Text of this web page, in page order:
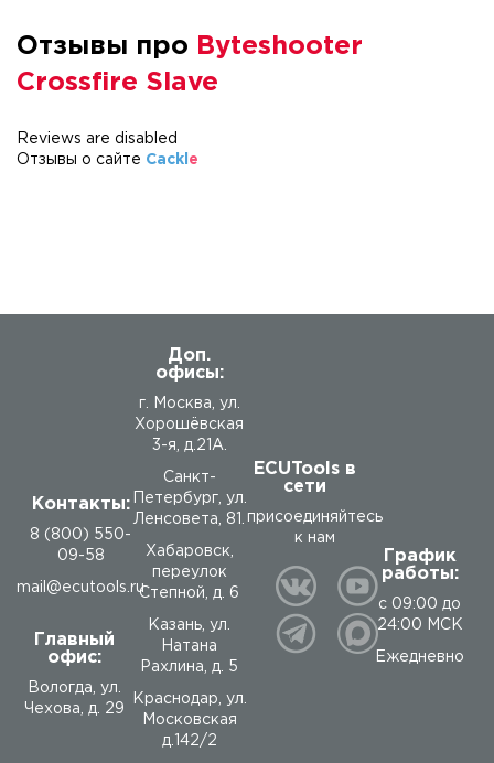
Отзывы про Byteshooter
Crossfire Slave
Reviews are disabled
Отзывы о сайте Cackl e
Контакты:
8 (800) 550-
09-58
mail@ecutools.ru
Главный
офис:
Вологда
ул.
Чехова, д. 29
Доп.
офисы:
г. Москва, ул.
Хорошёвская
3-я, д.21А.
Санкт-
Петербург, ул.
Ленсовета, 81.
Хабаровск,
переулок
Степной, д. 6
Казань, ул.
Натана
Рахлина, д. 5
Краснодар, ул.
Московская
д.142/2
ECUTools в
сети
присоединяйтесь
к нам
График
работы:
с 09:00 до
24:00 МСК
Ежедневно